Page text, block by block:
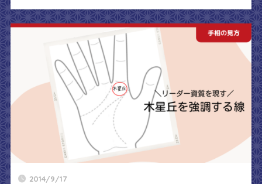
2014/9/17